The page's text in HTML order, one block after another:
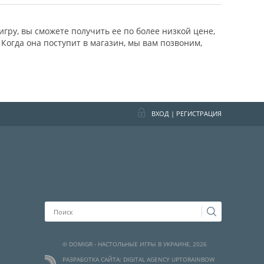
вы сможете получить ее по более низкой цене,
она поступит в магазин, мы вам позвоним,
ВХОД | РЕГИСТРАЦИЯ
© DOMIGR - НАСТОЛЬНЫЕ ИГРЫ В УКРАИНЕ, 2026
РАЗРАБОТКА САЙТА: DIGITAL AGENCY UPTORAINBOW